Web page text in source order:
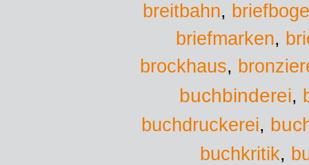
breitbahn,
briefmarken,
brockhaus,
buchbinderei,
buchdruckerei,
buchkritik,